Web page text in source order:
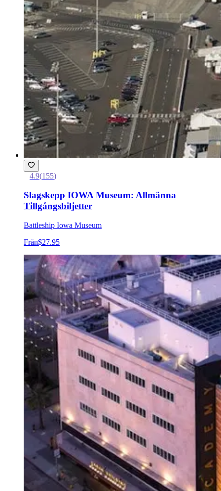
4.9(155)
Slagskepp IOWA Museum: Allmänna
Tillgångsbiljetter
Battleship Iowa Museum
Från$27.95